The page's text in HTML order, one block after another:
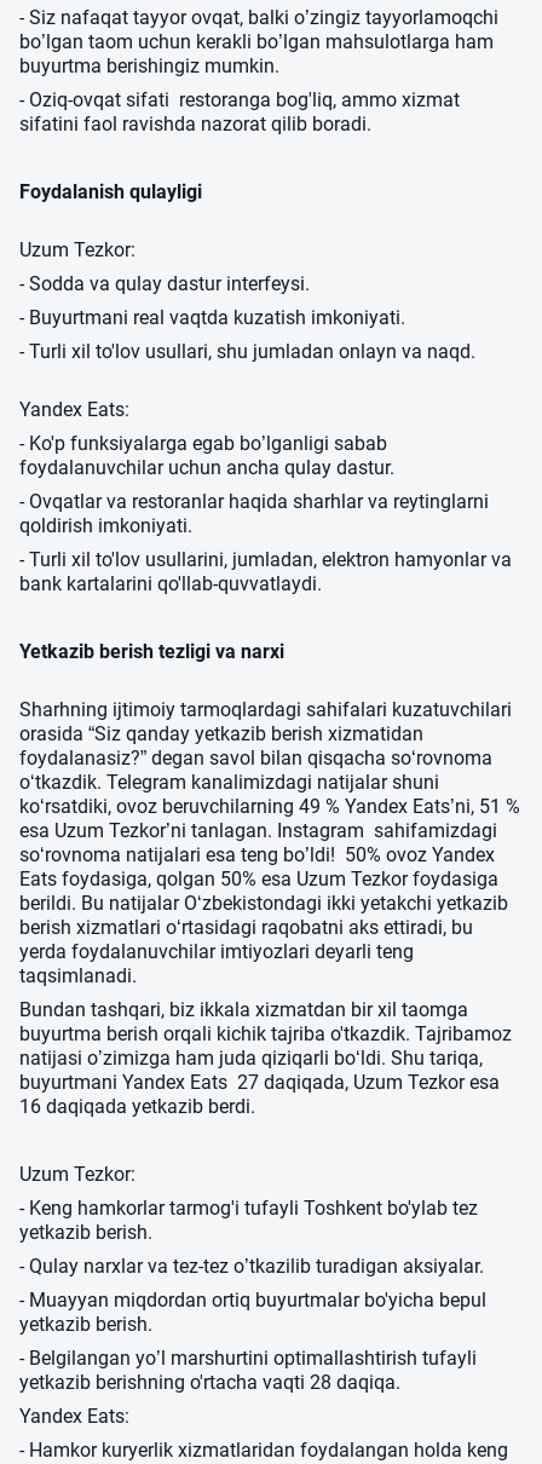
- Siz nafaqat tayyor ovqat, balki o’zingiz tayyorlamoqchi
bo’lgan taom uchun kerakli bo’lgan mahsulotlarga ham
buyurtma berishingiz mumkin.
- Oziq-ovqat sifati restoranga bog'liq, ammo xizmat
sifatini faol ravishda nazorat qilib boradi.
Foydalanish qulayligi
Uzum Tezkor:
- Sodda va qulay dastur interfeysi.
- Buyurtmani real vaqtda kuzatish imkoniyati.
- Turli xil to'lov usullari, shu jumladan onlayn va naqd.
Yandex Eats:
- Ko'p funksiyalarga egab bo’lganligi sabab
foydalanuvchilar uchun ancha qulay dastur.
- Ovqatlar va restoranlar haqida sharhlar va reytinglarni
qoldirish imkoniyati.
- Turli xil to'lov usullarini, jumladan, elektron hamyonlar va
bank kartalarini qo'llab-quvvatlaydi.
Yetkazib berish tezligi va narxi
Sharhning ijtimoiy tarmoqlardagi sahifalari kuzatuvchilari
orasida “Siz qanday yetkazib berish xizmatidan
foydalanasiz?” degan savol bilan qisqacha so‘rovnoma
o‘tkazdik. Telegram kanalimizdagi natijalar shuni
ko‘rsatdiki, ovoz beruvchilarning 49 % Yandex Eats’ni, 51 %
esa Uzum Tezkor’ni tanlagan. Instagram sahifamizdagi
so‘rovnoma natijalari esa teng bo’ldi! 50% ovoz Yandex
Eats foydasiga, qolgan 50% esa Uzum Tezkor foydasiga
berildi. Bu natijalar O‘zbekistondagi ikki yetakchi yetkazib
berish xizmatlari o‘rtasidagi raqobatni aks ettiradi, bu
yerda foydalanuvchilar imtiyozlari deyarli teng
taqsimlanadi.
Bundan tashqari, biz ikkala xizmatdan bir xil taomga
buyurtma berish orqali kichik tajriba o'tkazdik. Tajribamoz
natijasi o’zimizga ham juda qiziqarli bo‘ldi. Shu tariqa,
buyurtmani Yandex Eats 27 daqiqada, Uzum Tezkor esa
16 daqiqada yetkazib berdi.
Uzum Tezkor:
- Keng hamkorlar tarmog'i tufayli Toshkent bo'ylab tez
yetkazib berish.
- Qulay narxlar va tez-tez o’tkazilib turadigan aksiyalar.
- Muayyan miqdordan ortiq buyurtmalar bo'yicha bepul
yetkazib berish.
- Belgilangan yo’l marshurtini optimallashtirish tufayli
yetkazib berishning o'rtacha vaqti 28 daqiqa.
Yandex Eats:
- Hamkor kuryerlik xizmatlaridan foydalangan holda keng